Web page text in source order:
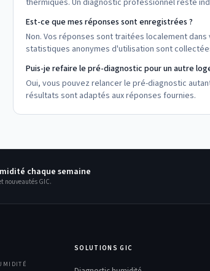
thermiques. Un diagnostic professionnel reste
Est-ce que mes réponses sont enregistrées ?
Non. Vos réponses sont traitées localement
statistiques anonymes d'utilisation sont
Puis-je refaire le pré-diagnostic pour un autre
Oui, vous pouvez relancer le pré-diagnostic
résultats sont adaptés aux réponses fournies.
chaque semaine
nouveautés GIC.
SOLUTIONS GIC